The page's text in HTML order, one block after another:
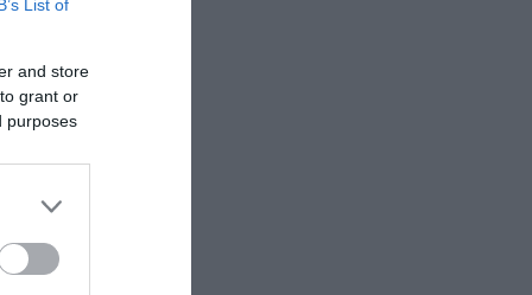
List of
and store
grant or
purposes